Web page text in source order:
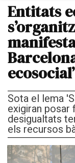
Entitats
Sota el lema
exigiran
desigualtats
els recursos